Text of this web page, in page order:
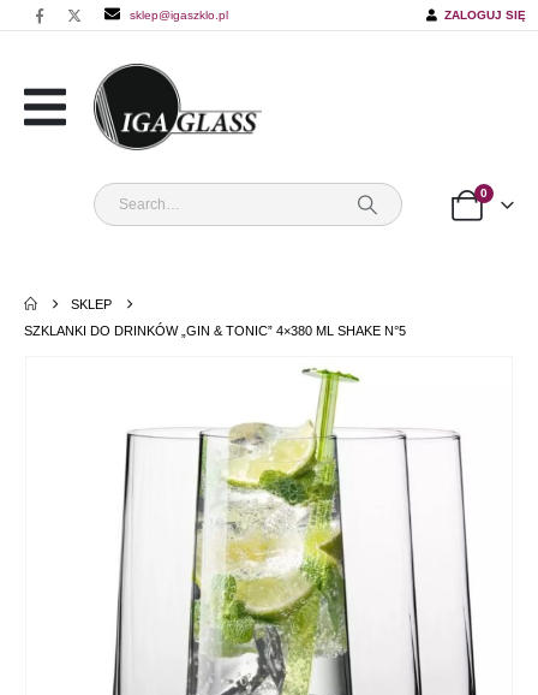
sklep@igaszklo.pl ZALOGUJ SIĘ
0
SKLEP
SZKLANKI DO DRINKÓW „GIN & TONIC” 4×380 ML SHAKE N°5